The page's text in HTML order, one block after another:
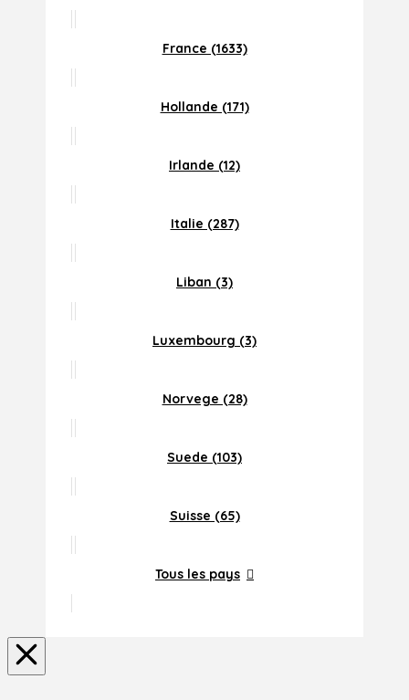
France (1633)
Hollande (171)
Irlande (12)
Italie (287)
Liban (3)
Luxembourg (3)
Norvege (28)
Suede (103)
Suisse (65)
Tous les pays